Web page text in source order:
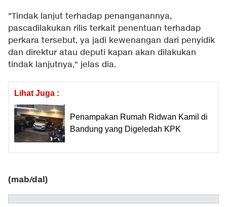
"Tindak lanjut terhadap penanganannya,
pascadilakukan rilis terkait penentuan terhadap
perkara tersebut, ya jadi kewenangan dari penyidik
dan direktur atau deputi kapan akan dilakukan
tindak lanjutnya," jelas dia.
Lihat Juga :
Penampakan Rumah Ridwan Kamil di
Bandung yang Digeledah KPK
(mab/dal)